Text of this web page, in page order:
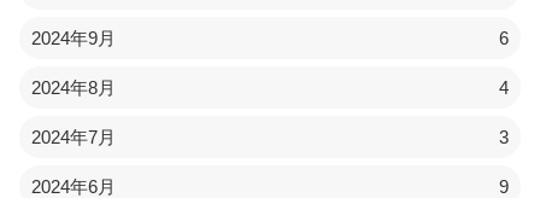
2024年9月 6
2024年8月 4
2024年7月 3
2024年6月 9